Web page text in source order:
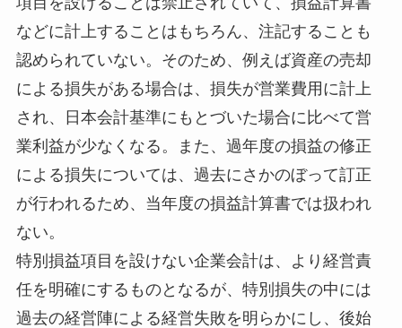
などに計上することはもちろん、注記することも
認められていない。そのため、例えば資産の売却
による損失がある場合は、損失が営業費用に計上
され、日本会計基準にもとづいた場合に比べて営
業利益が少なくなる。また、過年度の損益の修正
による損失については、過去にさかのぼって訂正
が行われるため、当年度の損益計算書では扱われ
ない。
特別損益項目を設けない企業会計は、より経営責
任を明確にするものとなるが、特別損失の中には
過去の経営陣による経営失敗を明らかにし、後始